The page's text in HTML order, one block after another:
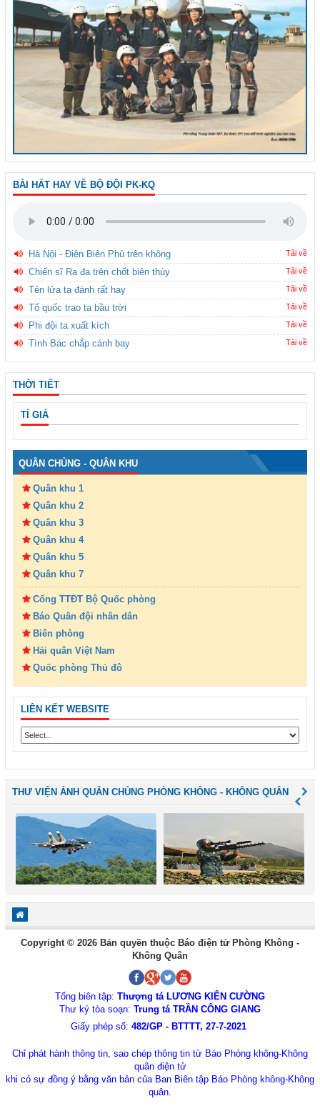
BÀI HÁT HAY VỀ BỘ ĐỘI PK-KQ
Hà Nội - Điện Biên Phủ trên không Tải về
Chiến sĩ Ra đa trên chốt biên thùy Tải về
Tên lửa ta đánh rất hay Tải về
Tổ quốc trao ta bầu trời Tải về
Phi đội ta xuất kích Tải về
Tình Bác chắp cánh bay Tải về
THỜI TIẾT
TỈ GIÁ
QUÂN CHỦNG - QUÂN KHU
Quân khu 1
Quân khu 2
Quân khu 3
Quân khu 4
Quân khu 5
Quân khu 7
Cổng TTĐT Bộ Quốc phòng
Báo Quân đội nhân dân
Biên phòng
Hải quân Việt Nam
Quốc phòng Thủ đô
LIÊN KẾT WEBSITE
THƯ VIỆN ẢNH QUÂN CHỦNG PHÒNG KHÔNG - KHÔNG QUÂN
Copyright © 2026 Bản quyền thuộc Báo điện tử Phòng Không -
Không Quân
Tổng biên tập: Thượng tá LƯƠNG KIÊN CƯỜNG
Thư ký tòa soạn: Trung tá TRẦN CÔNG GIANG
Giấy phép số: 482/GP - BTTTT, 27-7-2021
Chỉ phát hành thông tin, sao chép thông tin từ Báo Phòng không-Không
quân điện tử
khi có sự đồng ý bằng văn bản của Ban Biên tập Báo Phòng không-Không
quân.